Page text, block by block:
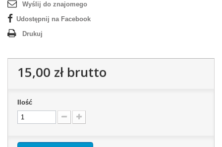
Wyślij do znajomego
Udostępnij na Facebook
Drukuj
15,00 złbrutto
Ilość